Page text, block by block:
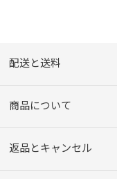
配送と送料
商品について
返品とキャンセル